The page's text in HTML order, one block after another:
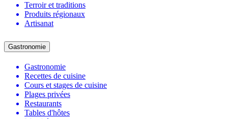
Terroir et traditions
Produits régionaux
Artisanat
Gastronomie
Gastronomie
Recettes de cuisine
Cours et stages de cuisine
Plages privées
Restaurants
Tables d'hôtes